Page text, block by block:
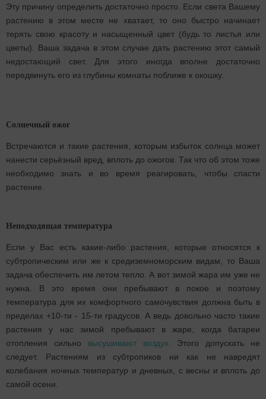
Эту причину определить достаточно просто. Если света Вашему
растению в этом месте не хватает, то оно быстро начинает
терять свою красоту и насыщенный цвет (будь то листья или
цветы). Ваша задача в этом случае дать растению этот самый
недостающий свет. Для этого иногда вполне достаточно
передвинуть его из глубины комнаты поближе к окошку.
Солнечный ожог
Встречаются и такие растения, которым избыток солнца может
нанести серьёзный вред, вплоть до ожогов. Так что об этом тоже
необходимо знать и во время реагировать, чтобы спасти
растение.
Неподходящая температура
Если у Вас есть какие-либо растения, которые относятся к
субтропическим или же к средиземноморским видам, то Ваша
задача обеспечить им летом тепло. А вот зимой жара им уже не
нужна. В это время они пребывают в покое и поэтому
температура для их комфортного самочувствия должна быть в
пределах +10-ти - 15-ти градусов. А ведь довольно часто такие
растения у нас зимой пребывают в жаре, когда батареи
отопления сильно высушивают воздух.
Этого допускать не
следует. Растениям из субтропиков ни как не навредят
колебания ночных температур и дневных, с весны и вплоть до
самой осени.